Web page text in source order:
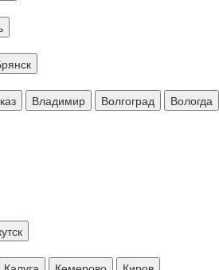
Владимир Волгоград
Вологда